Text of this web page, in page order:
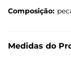
Composição:
Medidas do